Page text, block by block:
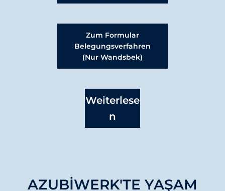
Zum Formular
Belegungsverfahren
(nur Wandsbek)
Weiterlese
N
AZUBIWERK'TE YAŞAM